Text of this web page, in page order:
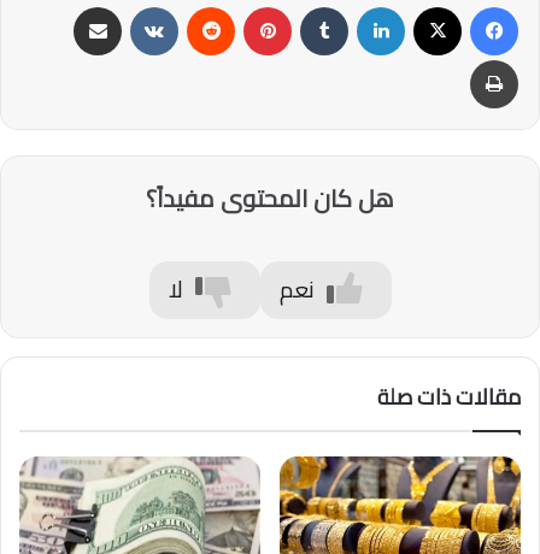
هل كان المحتوى مفيداً؟
نعم لا
مقالات ذات صلة